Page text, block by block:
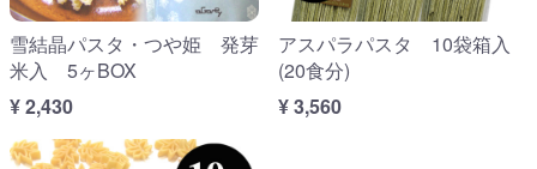
雪結晶パスタ・つや姫 発芽
米入 5ヶBOX
¥ 2,430
アスパラパスタ 10袋箱入
(20食分)
¥ 3,560